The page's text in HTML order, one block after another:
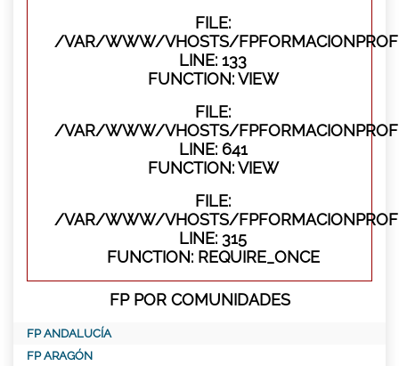
FILE:
/VAR/WWW/VHOSTS/
LINE: 133
FUNCTION: VIEW
FILE:
/VAR/WWW/VHOSTS/
LINE: 641
FUNCTION: VIEW
FILE:
/VAR/WWW/VHOSTS/
LINE: 315
FUNCTION: REQUIRE_ONCE
FP POR COMUNIDADES
FP ANDALUCÍA
FP ARAGÓN